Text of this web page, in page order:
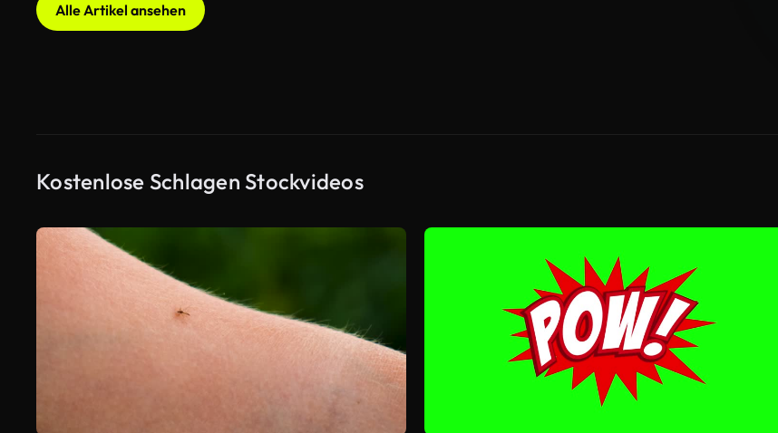
Alle Artikel ansehen
Kostenlose Schlagen Stockvideos